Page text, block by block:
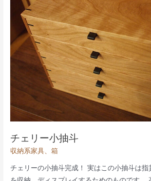
ボ
ッ
ス
チェリー小抽斗
収納系家具 、箱
チェリーの小抽斗完成！ 実はこの小抽斗は指